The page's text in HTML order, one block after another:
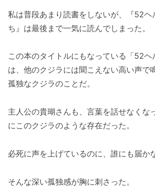
私は普段あまり読書をしないが、『52ヘ
ち』は最後まで一気に読んでしまった。
この本のタイトルにもなっている「52ヘ
は、他のクジラには聞こえない高い声で
孤独なクジラのことだ。
主人公の貴瑚さんも、言葉を話せなくな
にこのクジラのような存在だった。
必死に声を上げているのに、誰にも届か
そんな深い孤独感が胸に刺さった。